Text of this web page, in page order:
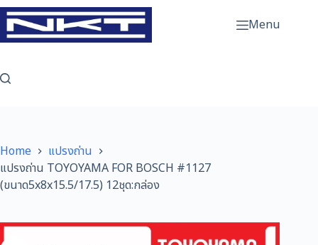
Skip
to
content
Menu
Home
แปรงถ่าน
แปรงถ่าน TOYOYAMA FOR BOSCH #1127
(ขนาด5x8x15.5/17.5) 12ชุด:กล่อง